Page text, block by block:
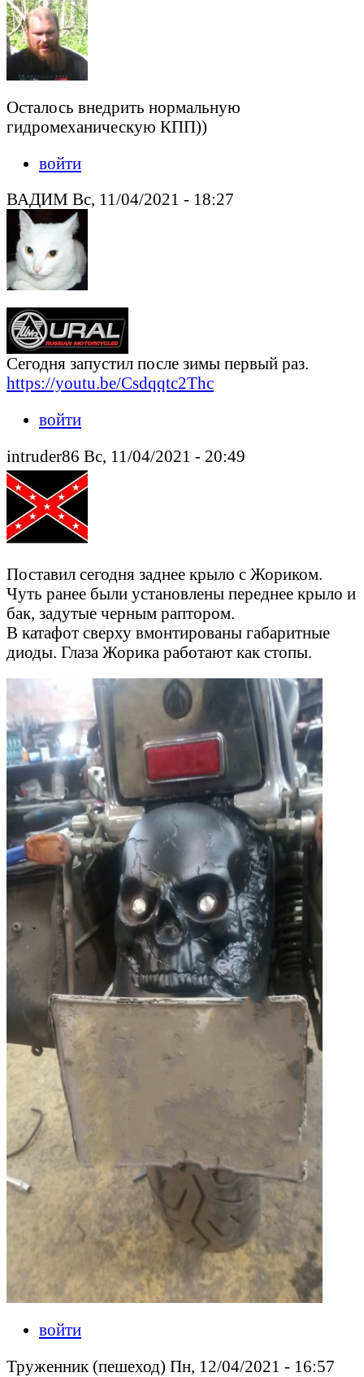
Осталось внедрить нормальную
гидромеханическую КПП))
войти
ВАДИМ Вс, 11/04/2021 - 18:27
Сегодня запустил после зимы первый раз.
https://youtu.be/Csdqqtc2Thc
войти
intruder86 Вс, 11/04/2021 - 20:49
Поставил сегодня заднее крыло с Жориком.
Чуть ранее были установлены переднее крыло и
бак, задутые черным раптором.
В катафот сверху вмонтированы габаритные
диоды. Глаза Жорика работают как стопы.
войти
Труженник (пешеход) Пн, 12/04/2021 - 16:57